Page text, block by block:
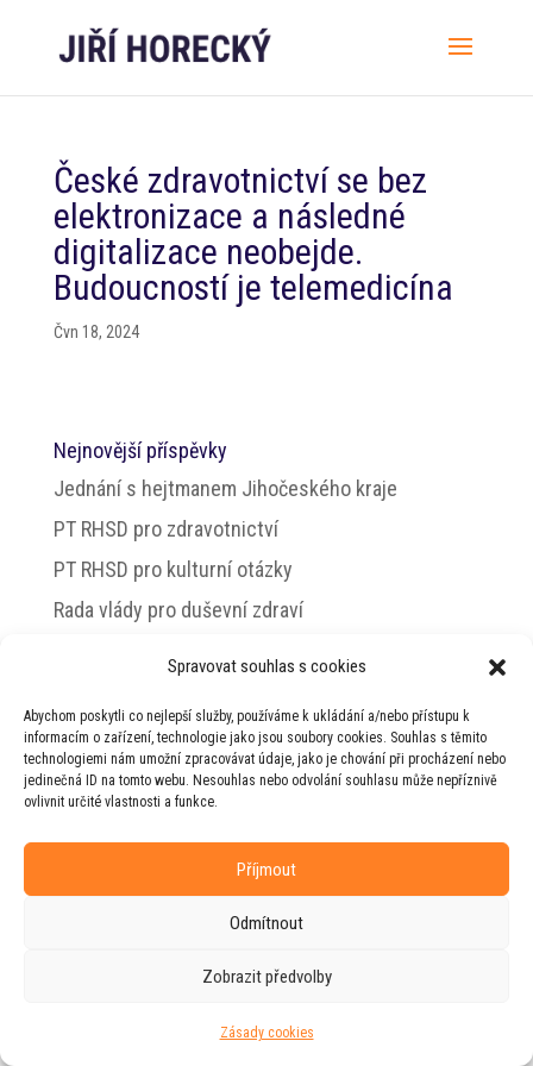
Spravovat souhlas s cookies
Abychom poskytli co nejlepší služby, používáme k ukládání a/nebo přístupu k
informacím o zařízení, technologie jako jsou soubory cookies. Souhlas s těmito
technologiemi nám umožní zpracovávat údaje, jako je chování při procházení nebo
jedinečná ID na tomto webu. Nesouhlas nebo odvolání souhlasu může nepříznivě
ovlivnit určité vlastnosti a funkce.
Příjmout
Odmítnout
Zobrazit předvolby
Zásady cookies
České zdravotnictví se bez
elektronizace a následné
digitalizace neobejde.
Budoucností je telemedicína
Čvn 18, 2024
Nejnovější příspěvky
Jednání s hejtmanem Jihočeského kraje
PT RHSD pro zdravotnictví
PT RHSD pro kulturní otázky
Rada vlády pro duševní zdraví
© 2026 Jiří Horecký – Osobní stránky Jiřího
Horeckého
Web vytvořila firma